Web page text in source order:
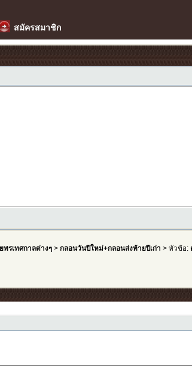
สมัครสมาชิก
รเทศกาลต่างๆ >กลอนวันปีใหม่+กลอนส่งท้ายปีเก่า > หัวข้อ: